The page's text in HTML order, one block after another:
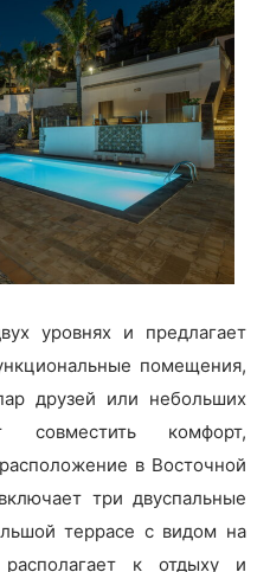
уровнях и предлагает
помещения,
друзей или небольших
совместить комфорт,
в Восточной
три двуспальные
террасе с видом на
к отдыху и